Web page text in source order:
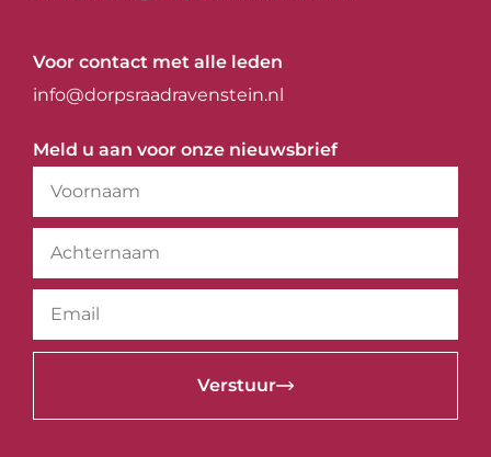
Voor contact met alle leden
info@dorpsraadravenstein.nl
Meld u aan voor onze nieuwsbrief
Verstuur